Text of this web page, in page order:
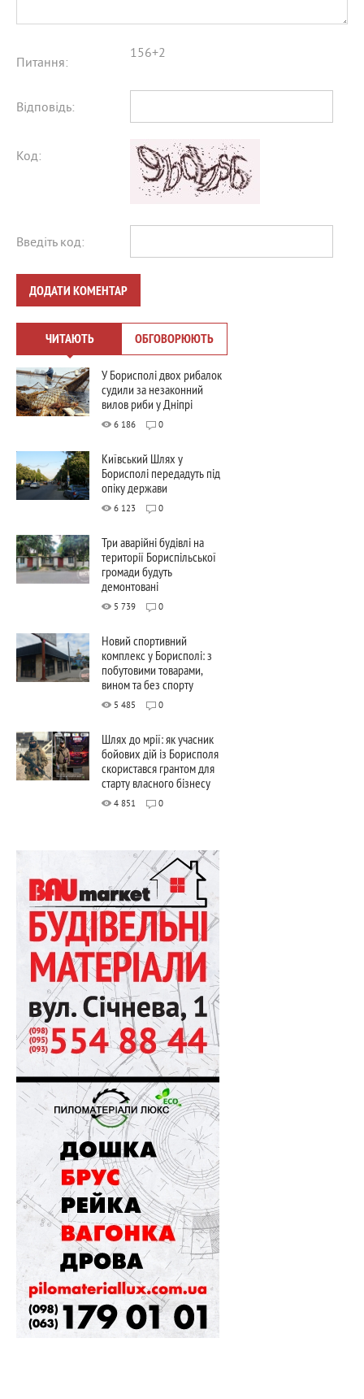
Питання:
156+2
Відповідь:
Код:
Введіть код:
ДОДАТИ КОМЕНТАР
ЧИТАЮТЬ ОБГОВОРЮЮТЬ
У Борисполі двох рибалок
судили за незаконний
вилов риби у Дніпрі
6 186 0
Київський Шлях у
Борисполі передадуть під
опіку держави
6 123 0
Три аварійні будівлі на
території Бориспільської
громади будуть
демонтовані
5 739 0
Новий спортивний
комплекс у Борисполі: з
побутовими товарами,
вином та без спорту
5 485 0
Шлях до мрії: як учасник
бойових дій із Борисполя
скористався грантом для
старту власного бізнесу
4 851 0